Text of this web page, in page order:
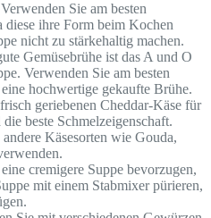
Verwenden Sie am besten
ihre Form beim Kochen
nicht zu stärkehaltig machen.
Gemüsebrühe ist das A und O
Verwenden Sie am besten
hochwertige gekaufte Brühe.
geriebenen Cheddar-Käse für
beste Schmelzeigenschaft.
Käsesorten wie Gouda,
cremigere Suppe bevorzugen,
mit einem Stabmixer pürieren,